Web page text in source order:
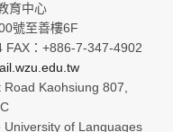
育中心
號至善樓6F
：+886-7-347-4902
Kaohsiung 807,
of Languages